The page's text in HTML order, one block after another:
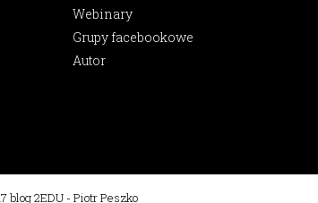
Webinary
Grupy facebookowe
Autor
blog 2EDU - Piotr Peszko